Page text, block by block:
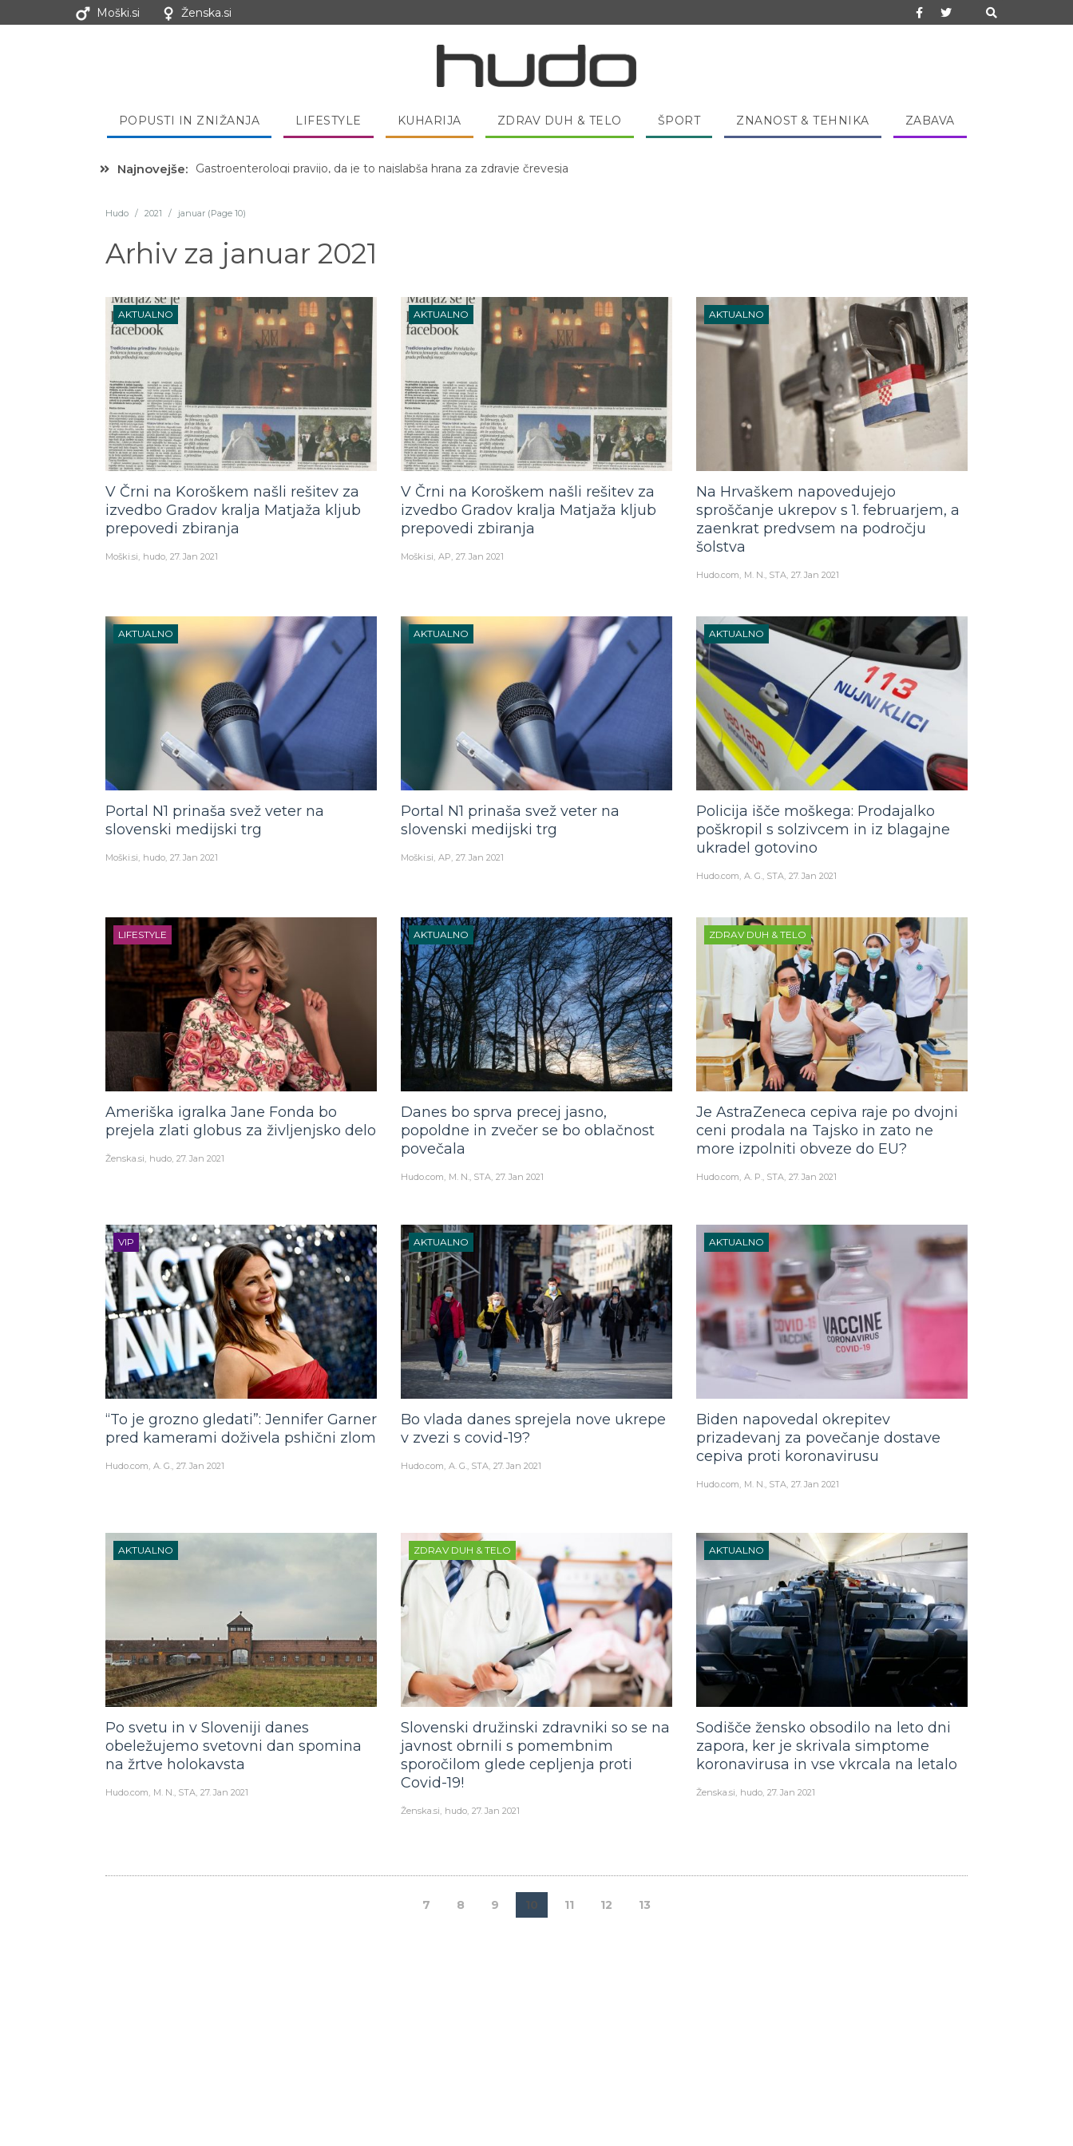
Moški.si Ženska.si
POPUSTI IN ZNIŽANJA LIFESTYLE KUHARIJA ZDRAV DUH & TELO ŠPORT ZNANOST & TEHNIKA ZABAVA
Najnovejše: Hibernacijska dieta: Zakaj je pred spanjem dobro pojesti žlico medu?
Hudo / 2021 / januar (Page 10)
Arhiv za januar 2021
AKTUALNO
V Črni na Koroškem našli rešitev za
izvedbo Gradov kralja Matjaža kljub
prepovedi zbiranja
Moški.si hudo 27. Jan 2021
AKTUALNO
V Črni na Koroškem našli rešitev za
izvedbo Gradov kralja Matjaža kljub
prepovedi zbiranja
Moški.si AP 27. Jan 2021
AKTUALNO
Na Hrvaškem napovedujejo
sproščanje ukrepov s 1. februarjem, a
zaenkrat predvsem na področju
šolstva
Hudo.com M. N., STA 27. Jan 2021
AKTUALNO
Portal N1 prinaša svež veter na
slovenski medijski trg
Moški.si hudo 27. Jan 2021
AKTUALNO
Portal N1 prinaša svež veter na
slovenski medijski trg
Moški.si AP 27. Jan 2021
AKTUALNO
Policija išče moškega: Prodajalko
poškropil s solzivcem in iz blagajne
ukradel gotovino
Hudo.com A. G., STA 27. Jan 2021
LIFESTYLE
Ameriška igralka Jane Fonda bo
prejela zlati globus za življenjsko delo
Ženska.si hudo 27. Jan 2021
AKTUALNO
Danes bo sprva precej jasno,
popoldne in zvečer se bo oblačnost
povečala
Hudo.com M. N., STA 27. Jan 2021
ZDRAV DUH & TELO
Je AstraZeneca cepiva raje po dvojni
ceni prodala na Tajsko in zato ne
more izpolniti obveze do EU?
Hudo.com A. P., STA 27. Jan 2021
VIP
“To je grozno gledati”: Jennifer Garner
pred kamerami doživela pshični zlom
Hudo.com A. G. 27. Jan 2021
AKTUALNO
Bo vlada danes sprejela nove ukrepe
v zvezi s covid-19?
Hudo.com A. G., STA 27. Jan 2021
AKTUALNO
Biden napovedal okrepitev
prizadevanj za povečanje dostave
cepiva proti koronavirusu
Hudo.com M. N., STA 27. Jan 2021
AKTUALNO
Po svetu in v Sloveniji danes
obeležujemo svetovni dan spomina
na žrtve holokavsta
Hudo.com M. N., STA 27. Jan 2021
ZDRAV DUH & TELO
Slovenski družinski zdravniki so se na
javnost obrnili s pomembnim
sporočilom glede cepljenja proti
Covid-19!
Ženska.si hudo 27. Jan 2021
AKTUALNO
Sodišče žensko obsodilo na leto dni
zapora, ker je skrivala simptome
koronavirusa in vse vkrcala na letalo
Ženska.si hudo 27. Jan 2021
7 8 9 10 11 12 13